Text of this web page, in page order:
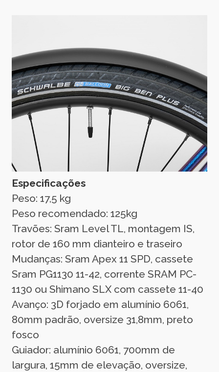
Especificações
Peso: 17,5 kg
Peso recomendado: 125kg
Travões: Sram Level TL, montagem IS,
rotor de 160 mm dianteiro e traseiro
Mudanças: Sram Apex 11 SPD, cassete
Sram PG1130 11-42, corrente SRAM PC-
1130 ou Shimano SLX com cassete 11-40
Avanço: 3D forjado em alumínio 6061,
80mm padrão, oversize 31,8mm, preto
fosco
Guiador: alumínio 6061, 700mm de
largura, 15mm de elevação, oversize,